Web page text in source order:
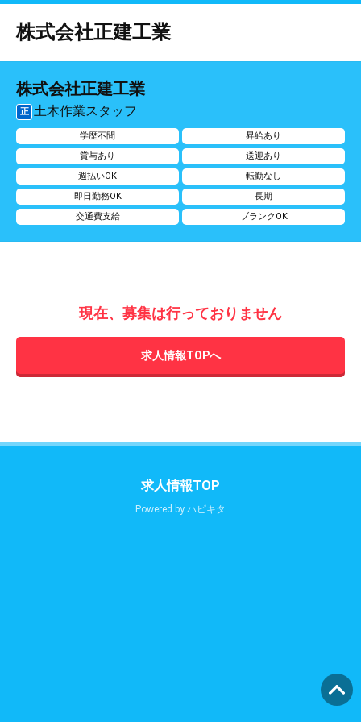
株式会社正建工業
株式会社正建工業
正 土木作業スタッフ
学歴不問
昇給あり
賞与あり
送迎あり
週払いOK
転勤なし
即日勤務OK
長期
交通費支給
ブランクOK
現在、募集は行っておりません
求人情報TOPへ
求人情報TOP
Powered by ハピキタ